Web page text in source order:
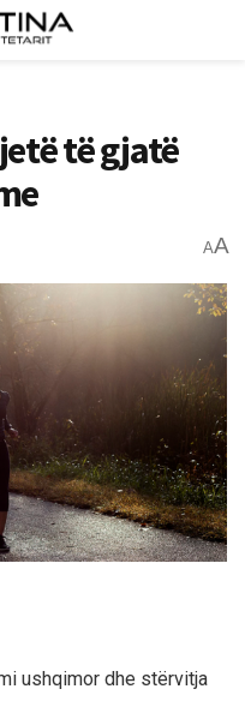
të gjatë
AA
ushqimor dhe stërvitja